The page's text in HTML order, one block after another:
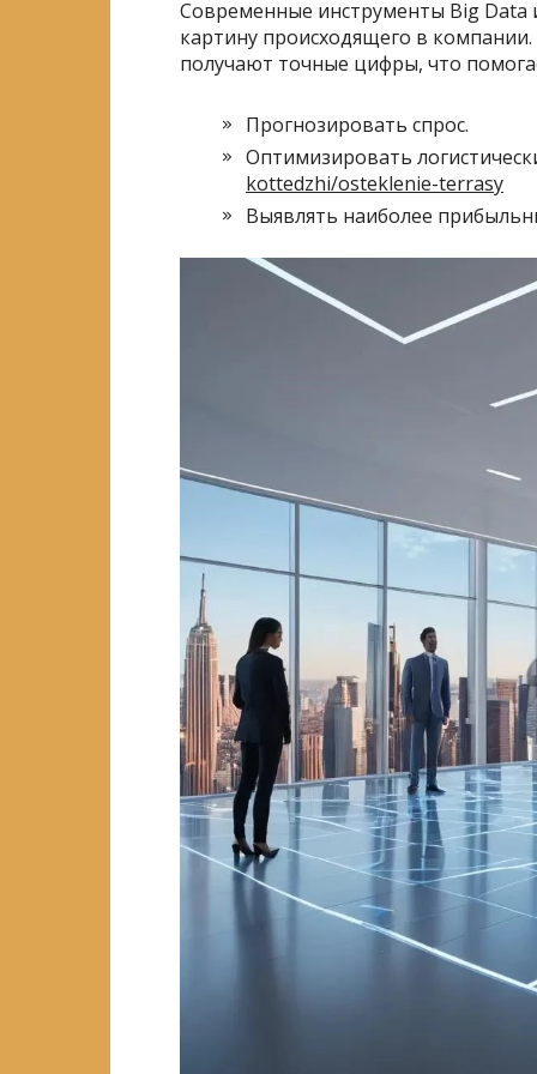
Современные инструменты Big Data
картину происходящего в
получают точные цифры, что
Прогнозировать спрос.
Оптимизировать
kottedzhi/osteklenie-terrasy
Выявлять наиболее